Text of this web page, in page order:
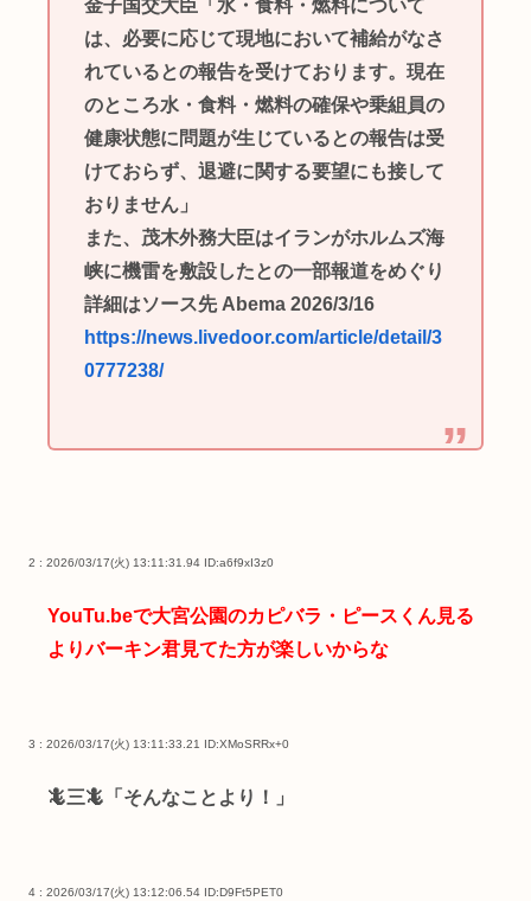
金子国交大臣「水・食料・燃料について
は、必要に応じて現地において補給がなさ
れているとの報告を受けております。現在
のところ水・食料・燃料の確保や乗組員の
健康状態に問題が生じているとの報告は受
けておらず、退避に関する要望にも接して
おりません」
また、茂木外務大臣はイランがホルムズ海
峡に機雷を敷設したとの一部報道をめぐり
詳細はソース先 Abema 2026/3/16
https://news.livedoor.com/article/detail/3
0777238/
2 : 2026/03/17(火) 13:11:31.94 ID:a6f9xI3z0
YouTu.beで大宮公園のカピバラ・ピースくん見る
よりバーキン君見てた方が楽しいからな
3 : 2026/03/17(火) 13:11:33.21 ID:XMoSRRx+0
🦎三🦎「そんなことより！」
4 : 2026/03/17(火) 13:12:06.54 ID:D9Ft5PET0